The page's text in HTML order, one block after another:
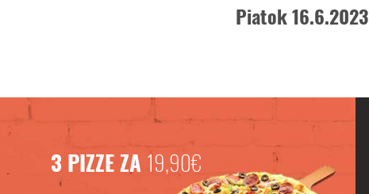
Piatok 16.6.2023
3 PIZZE ZA 19,90€